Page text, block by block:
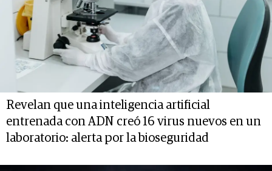
Revelan que una inteligencia artificial
entrenada con ADN creó 16 virus nuevos en un
laboratorio: alerta por la bioseguridad